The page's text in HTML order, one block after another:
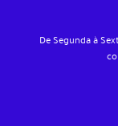
De Segunda à